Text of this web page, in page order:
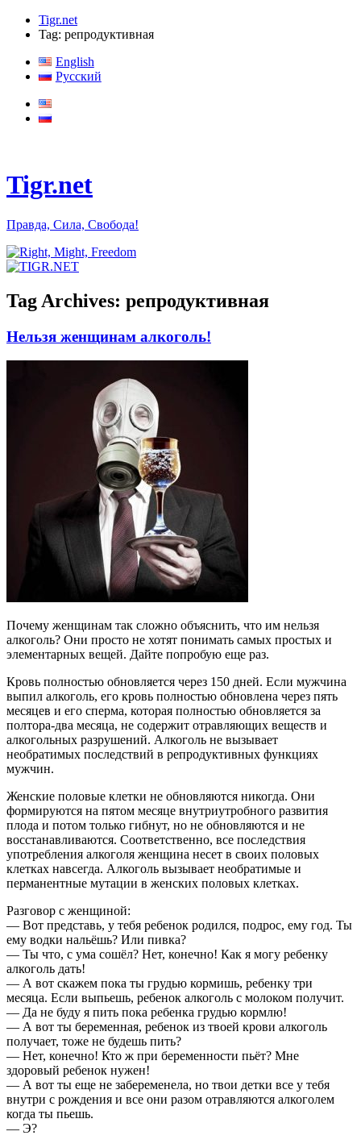
Tigr.net
Tag: репродуктивная
English
Русский
Tigr.net
Правда, Сила, Свобода!
Tag Archives: репродуктивная
Нельзя женщинам алкоголь!
Почему женщинам так сложно объяснить, что им нельзя
алкоголь? Они просто не хотят понимать самых простых и
элементарных вещей. Дайте попробую еще раз.
Кровь полностью обновляется через 150 дней. Если мужчина
выпил алкоголь, его кровь полностью обновлена через пять
месяцев и его сперма, которая полностью обновляется за
полтора-два месяца, не содержит отравляющих веществ и
алкогольных разрушений. Алкоголь не вызывает
необратимых последствий в репродуктивных функциях
мужчин.
Женские половые клетки не обновляются никогда. Они
формируются на пятом месяце внутриутробного развития
плода и потом только гибнут, но не обновляются и не
восстанавливаются. Соответственно, все последствия
употребления алкоголя женщина несет в своих половых
клетках навсегда. Алкоголь вызывает необратимые и
перманентные мутации в женских половых клетках.
Разговор с женщиной:
— Вот представь, у тебя ребенок родился, подрос, ему год. Ты
ему водки нальёшь? Или пивка?
— Ты что, с ума сошёл? Нет, конечно! Как я могу ребенку
алкоголь дать!
— А вот скажем пока ты грудью кормишь, ребенку три
месяца. Если выпьешь, ребенок алкоголь с молоком получит.
— Да не буду я пить пока ребенка грудью кормлю!
— А вот ты беременная, ребенок из твоей крови алкоголь
получает, тоже не будешь пить?
— Нет, конечно! Кто ж при беременности пьёт? Мне
здоровый ребенок нужен!
— А вот ты еще не забеременела, но твои детки все у тебя
внутри с рождения и все они разом отравляются алкоголем
когда ты пьешь.
— Э?